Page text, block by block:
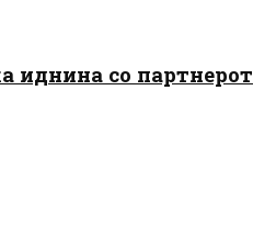
иднина со партнерот